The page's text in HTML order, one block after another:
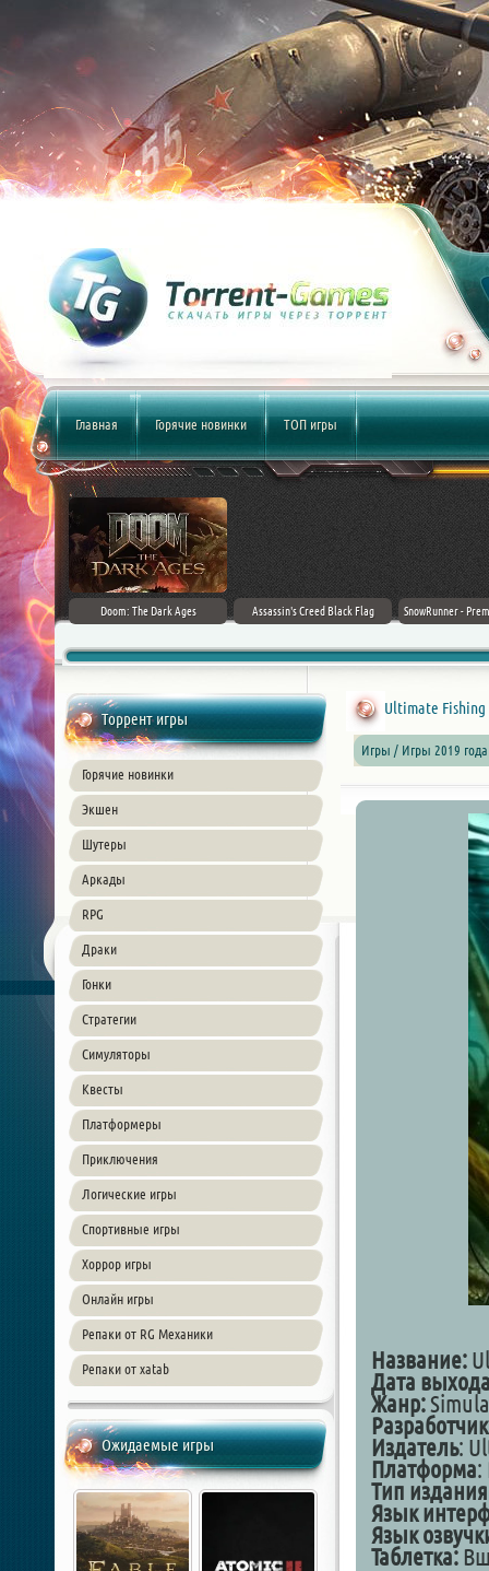
Главная Горячие новинки ТОП игры
Cut
DLC] (2024)
Doom: The Dark Ages
Assassin's Creed Black Flag
SnowRunner -
Торрент игры
Горячие новинки
Экшен
Шутеры
Аркады
RPG
Драки
Гонки
Стратегии
Симуляторы
Квесты
Платформеры
Приключения
Логические игры
Спортивные игры
Хоррор игры
Онлайн игры
Репаки от RG Механики
Репаки от xatab
Ожидаемые игры
Ultimate Fishing
Игры / Игры 2019
Название:
Дата
Жанр:
Разработчик
Издатель:
Платформа:
Тип издания
Язык
Язык
Таблетка: